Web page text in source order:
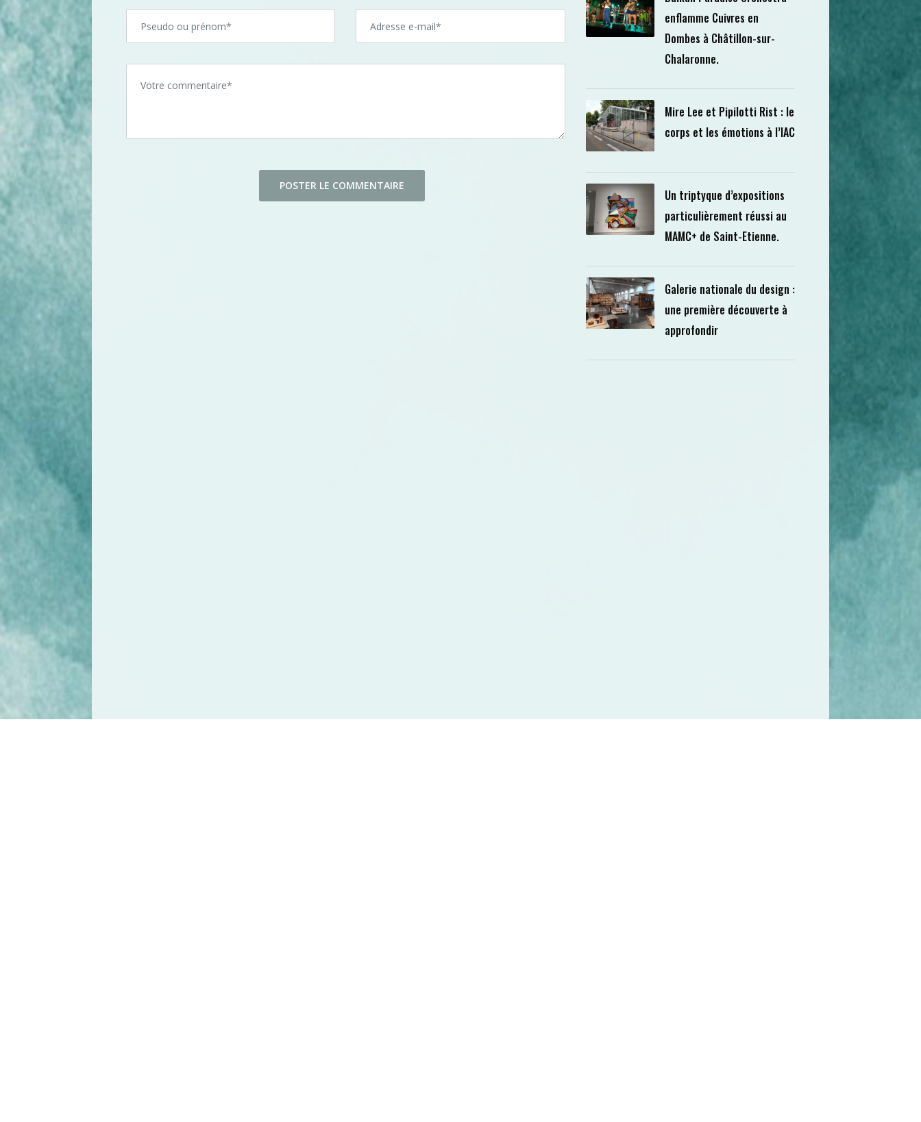
enflamme Cuivres en
Dombes à Châtillon-sur-
Chalaronne.
Mire Lee et Pipilotti Rist : le
corps et les émotions à l’IAC
Un triptyque d’expositions
particulièrement réussi au
MAMC+ de Saint-Etienne.
Galerie nationale du design :
une première découverte à
approfondir